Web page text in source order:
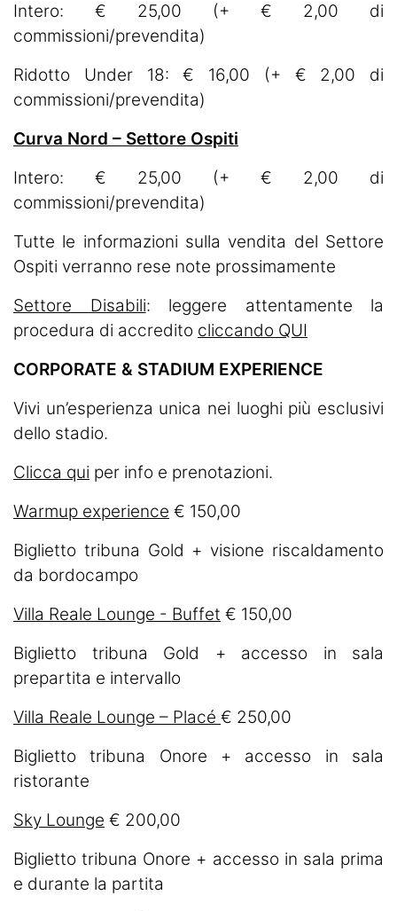
Intero: € 25,00 (+ € 2,00 di
commissioni/prevendita)
Ridotto Under 18: € 16,00 (+ € 2,00 di
commissioni/prevendita)
Curva Nord – Settore Ospiti
Intero: € 25,00 (+ € 2,00 di
commissioni/prevendita)
Tutte le informazioni sulla vendita del Settore
Ospiti verranno rese note prossimamente
Settore Disabili: leggere attentamente la
procedura di accredito cliccando QUI
CORPORATE & STADIUM EXPERIENCE
Vivi un’esperienza unica nei luoghi più esclusivi
dello stadio.
Clicca qui per info e prenotazioni.
Warmup experience € 150,00
Biglietto tribuna Gold + visione riscaldamento
da bordocampo
Villa Reale Lounge - Buffet € 150,00
Biglietto tribuna Gold + accesso in sala
prepartita e intervallo
Villa Reale Lounge – Placé € 250,00
Biglietto tribuna Onore + accesso in sala
ristorante
Sky Lounge € 200,00
Biglietto tribuna Onore + accesso in sala prima
e durante la partita